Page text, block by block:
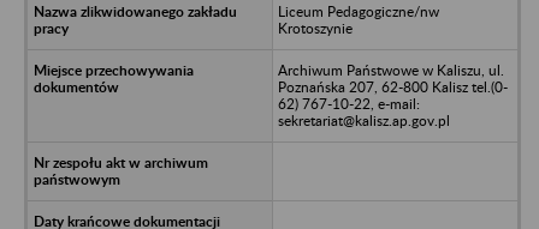
Liceum Pedagogiczne/nw
Krotoszynie
Archiwum Państwowe w Kaliszu, ul.
Poznańska 207, 62-800 Kalisz tel.(0-
62) 767-10-22, e-mail:
sekretariat@kalisz.ap.gov.pl